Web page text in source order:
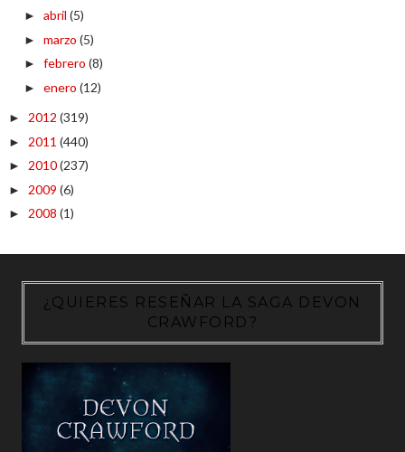
► abril (5)
► marzo (5)
► febrero (8)
► enero (12)
► 2012 (319)
► 2011 (440)
► 2010(237)
► 2009 (6)
► 2008 (1)
¿QUIERES RESEÑAR LA SAGA DEVON
CRAWFORD?